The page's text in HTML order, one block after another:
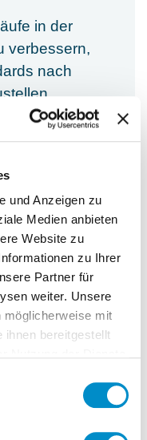
und Anzeigen zu
Medien anbieten
Website zu
zu Ihrer
Partner für
weiter. Unsere
möglicherweise mit
ihnen bereitgestellt
in der
verbessern,
nach
des
der
und –höhe,
Stellung von
Optimierung
Budget
des